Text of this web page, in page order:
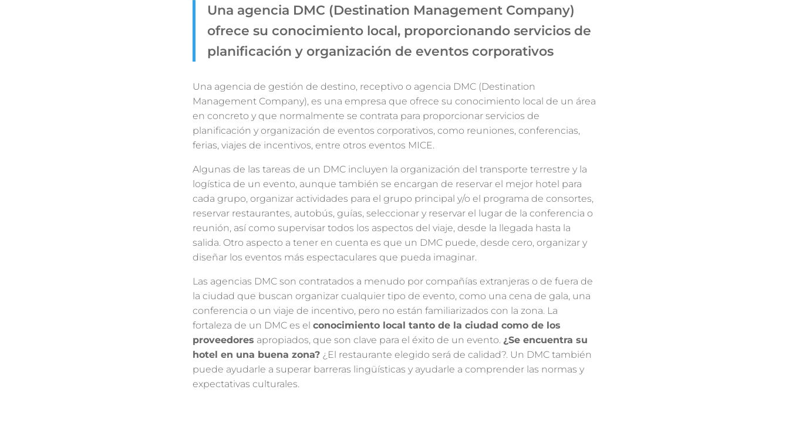
Una agencia DMC (Destination Management Company)
ofrece su conocimiento local, proporcionando servicios de
planificación y organización de eventos corporativos
Una agencia de gestión de destino, receptivo o agencia DMC (Destination
Management Company), es una empresa que ofrece su conocimiento local de un área
en concreto y que normalmente se contrata para proporcionar servicios de
planificación y organización de eventos corporativos, como reuniones, conferencias,
ferias, viajes de incentivos, entre otros eventos MICE.
Algunas de las tareas de un DMC incluyen la organización del transporte terrestre y la
logística de un evento, aunque también se encargan de reservar el mejor hotel para
cada grupo, organizar actividades para el grupo principal y/o el programa de consortes,
reservar restaurantes, autobús, guías, seleccionar y reservar el lugar de la conferencia o
reunión, así como supervisar todos los aspectos del viaje, desde la llegada hasta la
salida. Otro aspecto a tener en cuenta es que un DMC puede, desde cero, organizar y
diseñar los eventos más espectaculares que pueda imaginar.
Las agencias DMC son contratados a menudo por compañías extranjeras o de fuera de
la ciudad que buscan organizar cualquier tipo de evento, como una cena de gala, una
conferencia o un viaje de incentivo, pero no están familiarizados con la zona. La
fortaleza de un DMC es el conocimiento local tanto de la ciudad como de los
proveedores apropiados, que son clave para el éxito de un evento. ¿Se encuentra su
hotel en una buena zona?¿El restaurante elegido será de calidad?. Un DMC también
puede ayudarle a superar barreras lingüísticas y ayudarle a comprender las normas y
expectativas culturales.